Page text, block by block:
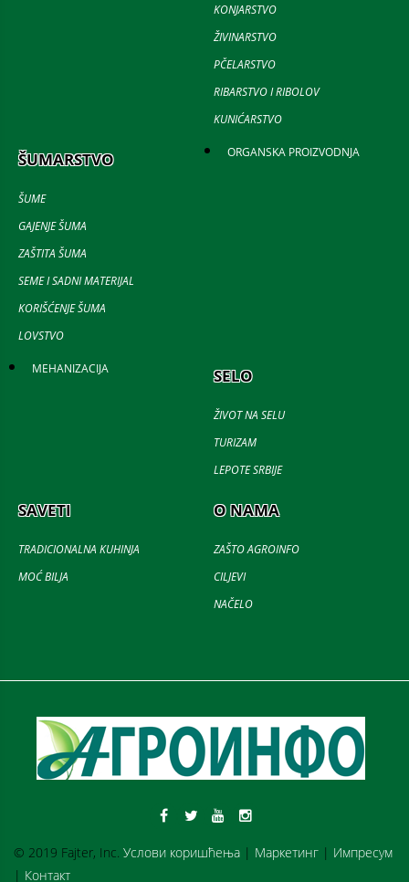
KONJARSTVO
ŽIVINARSTVO
PČELARSTVO
RIBARSTVO I RIBOLOV
KUNIĆARSTVO
ŠUMARSTVO
ŠUME
GAJENJE ŠUMA
ZAŠTITA ŠUMA
SEME I SADNI MATERIJAL
KORIŠĆENJE ŠUMA
LOVSTVO
ORGANSKA PROIZVODNJA
MEHANIZACIJA SELO
ŽIVOT NA SELU
TURIZAM
LEPOTE SRBIJE
SAVETI
TRADICIONALNA KUHINJA
MOĆ BILJA
O NAMA
ZAŠTO AGROINFO
CILJEVI
NAČELO
© 2019 Fajter, Inc. Услови коришћења | Маркетинг | Импресум
| Контакт